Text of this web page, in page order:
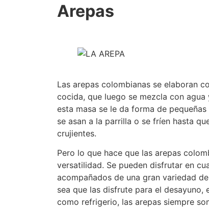
Arepas
Las arepas colombianas se elaboran
cocida, que luego se mezcla con
esta masa se le da forma de
se asan a la parrilla o se fríen hasta
crujientes.
Pero lo que hace que las arepas
versatilidad. Se pueden disfrutar en
acompañados de una gran variedad
sea que las disfrute para el desayuno,
como refrigerio, las arepas siempre